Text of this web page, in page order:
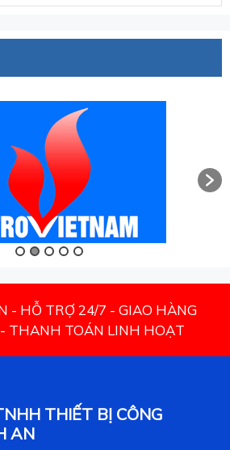
- HỖ TRỢ 24/7 - GIAO HÀNG
THANH TOÁN LINH HOẠT
THIẾT BỊ CÔNG
AN